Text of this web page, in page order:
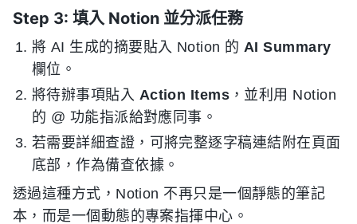
Step 3: 填入 Notion 並分派任務
將 AI 生成的摘要貼入 Notion 的 AI Summary
欄位。
將待辦事項貼入 Action Items ，並利用 Notion
的 @ 功能指派給對應同事。
若需要詳細查證，可將完整逐字稿連結附在頁面
底部，作為備查依據。
透過這種方式，Notion 不再只是一個靜態的筆記
本，而是一個動態的專案指揮中心。